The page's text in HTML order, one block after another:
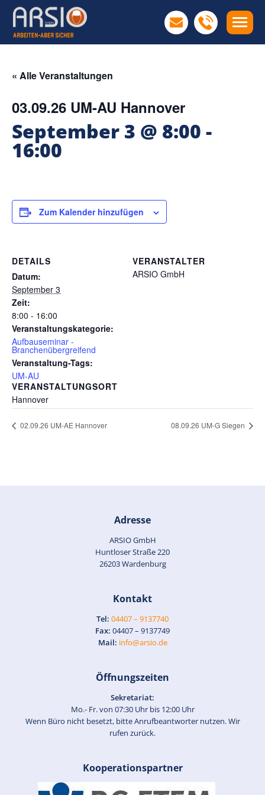
« Alle Veranstaltungen
03.09.26 UM-AU Hannover
September 3 @ 8:00 -
16:00
Zum Kalender hinzufügen
DETAILS
Datum:
September 3
Zeit:
8:00 - 16:00
Veranstaltungskategorie:
Aufbauseminar -
Branchenübergreifend
Veranstaltung-Tags:
UM-AU
VERANSTALTUNGSORT
Hannover
VERANSTALTER
ARSIO GmbH
02.09.26 UM-AE Hannover 08.09.26 UM-G Siegen
Adresse
ARSIO GmbH
Huntloser Straße 220
26203 Wardenburg
Kontakt
Tel: 04407 – 9137740
Fax: 04407 – 9137749
Mail: info@arsio.de
Öffnungszeiten
Sekretariat:
Mo.- Fr. von 07:30 Uhr bis 12:00 Uhr
Wenn Büro nicht besetzt, bitte Anrufbeantworter nutzen. Wir
rufen zurück.
Kooperationspartner